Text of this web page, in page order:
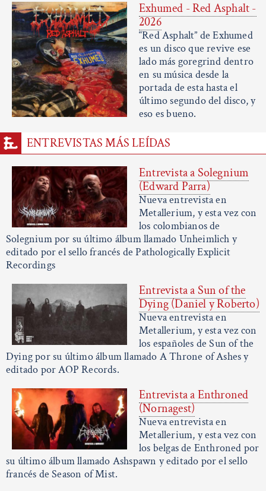
Exhumed - Red Asphalt -
2026
“Red Asphalt” de Exhumed
es un disco que revive ese
lado más goregrind dentro
en su música desde la
portada de esta hasta el
último segundo del disco, y
eso es bueno.
ENTREVISTAS MÁS LEÍDAS
Entrevista a Solegnium
(Edward Parra)
Nueva entrevista en
Metallerium, y esta vez con
los colombianos de
Solegnium por su último álbum llamado Unheimlich y
editado por el sello francés de Pathologically Explicit
Recordings
Entrevista a Sun of the
Dying (Daniel y Roberto)
Nueva entrevista en
Metallerium, y esta vez con
los españoles de Sun of the
Dying por su último álbum llamado A Throne of Ashes y
editado por AOP Records.
Entrevista a Enthroned
(Nornagest)
Nueva entrevista en
Metallerium, y esta vez con
los belgas de Enthroned por
su último álbum llamado Ashspawn y editado por el sello
francés de Season of Mist.